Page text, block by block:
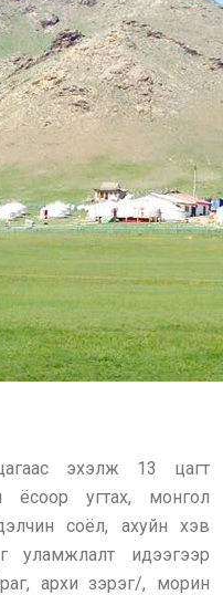
эхэлж 13 цагт
ёсоор угтах, монгол
соёл, ахуйн хэв
уламжлалт идээгээр
архи зэрэг/, морин